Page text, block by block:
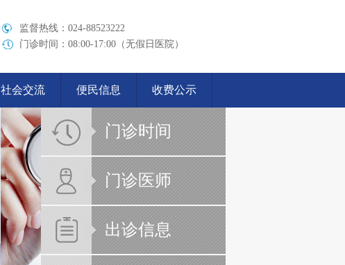
监督热线：024-88523222
门诊时间：08:00-17:00（无假日医院）
社会交流 便民信息 收费公示
门诊时间
门诊医师
出诊信息